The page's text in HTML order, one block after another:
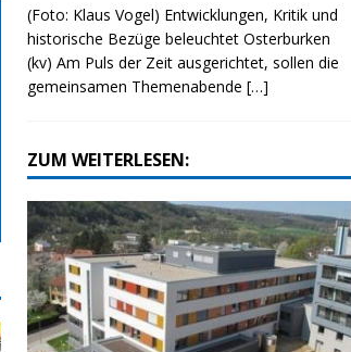
JUGEND/BILDUNG
(Foto: Klaus Vogel) Entwicklungen, Kritik und
historische Bezüge beleuchtet Osterburken
(kv) Am Puls der Zeit ausgerichtet, sollen die
gemeinsamen Themenabende[…]
ZUM WEITERLESEN: